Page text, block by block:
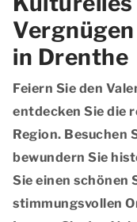
in Drenthe
Feiern Sie den
entdecken Sie die
Region. Besuchen
bewundern Sie
Sie einen schönen
stimmungsvollen